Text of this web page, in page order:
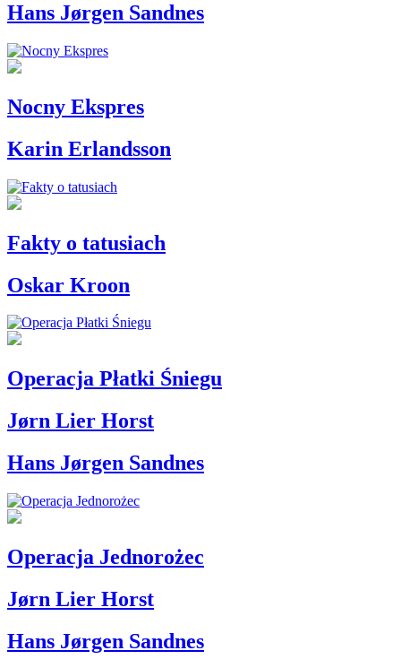
Hans Jørgen Sandnes
Nocny Ekspres
Karin Erlandsson
Fakty o tatusiach
Oskar Kroon
Operacja Płatki Śniegu
Jørn Lier Horst
Hans Jørgen Sandnes
Operacja Jednorożec
Jørn Lier Horst
Hans Jørgen Sandnes